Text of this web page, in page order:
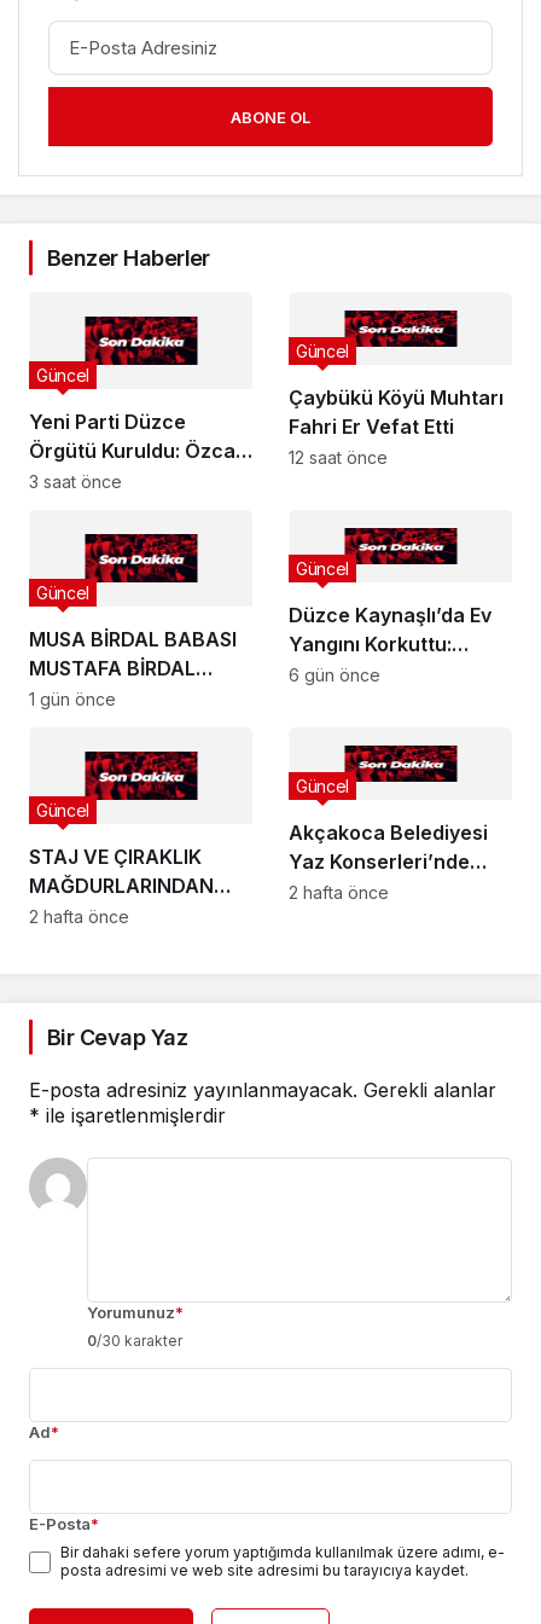
ABONE OL
Benzer Haberler
Yeni Parti Düzce
Örgütü Kuruldu: Özcan
Dağıstanlı Görev
Güncel
3 saat önce
Çaybükü Köyü Muhtarı
Fahri Er Vefat Etti
Güncel
12 saat önce
MUSA BİRDAL BABASI
MUSTAFA BİRDAL
HAYATINI KAYBETTİ
Güncel
1 gün önce
Düzce Kaynaşlı’da Ev
Yangını Korkuttu:
Alevler Çatıyı Sardı!
Güncel
6 gün önce
STAJ VE ÇIRAKLIK
MAĞDURLARINDAN
ANKARA’YA YÜKSEK
Güncel
2 hafta önce
Akçakoca Belediyesi
Yaz Konserleri’nde
Karadeniz Rüzgârı!
Güncel
2 hafta önce
Bir Cevap Yaz
E-posta adresiniz yayınlanmayacak. Gerekli alanlar
* ile işaretlenmişlerdir
Yorumunuz*
0/30 karakter
Ad*
E-Posta*
Bir dahaki sefere yorum yaptığımda kullanılmak üzere adımı, e-
posta adresimi ve web site adresimi bu tarayıcıya kaydet.